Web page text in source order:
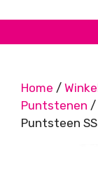
Home /
Puntstenen /
Puntsteen